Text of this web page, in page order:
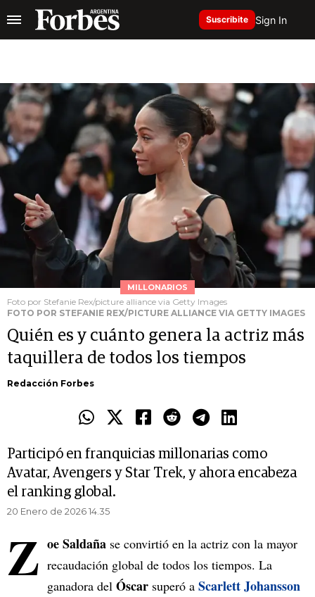
Suscribite Sign In
MILLONARIOS
Foto por Stefanie Rex/picture alliance via Getty Images
FOTO POR STEFANIE REX/PICTURE ALLIANCE VIA GETTY IMAGES
Quién es y cuánto genera la actriz más
taquillera de todos los tiempos
Redacción Forbes
Participó en franquicias millonarias como
Avatar, Avengers y Star Trek, y ahora encabeza
el ranking global.
20 Enero de 2026 14.35
Z oe Saldaña se convirtió en la actriz con la mayor
recaudación global de todos los tiempos. La
ganadora del Óscar superó a Scarlett Johansson